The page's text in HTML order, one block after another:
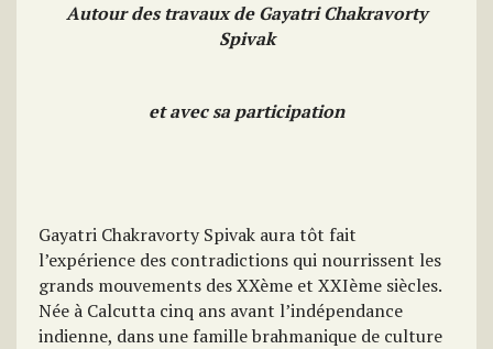
Autour des travaux de Gayatri Chakravorty
Spivak
et avec sa participation
Gayatri Chakravorty Spivak aura tôt fait
l’expérience des contradictions qui nourrissent les
grands mouvements des XXème et XXIème siècles.
Née à Calcutta cinq ans avant l’indépendance
indienne, dans une famille brahmanique de culture